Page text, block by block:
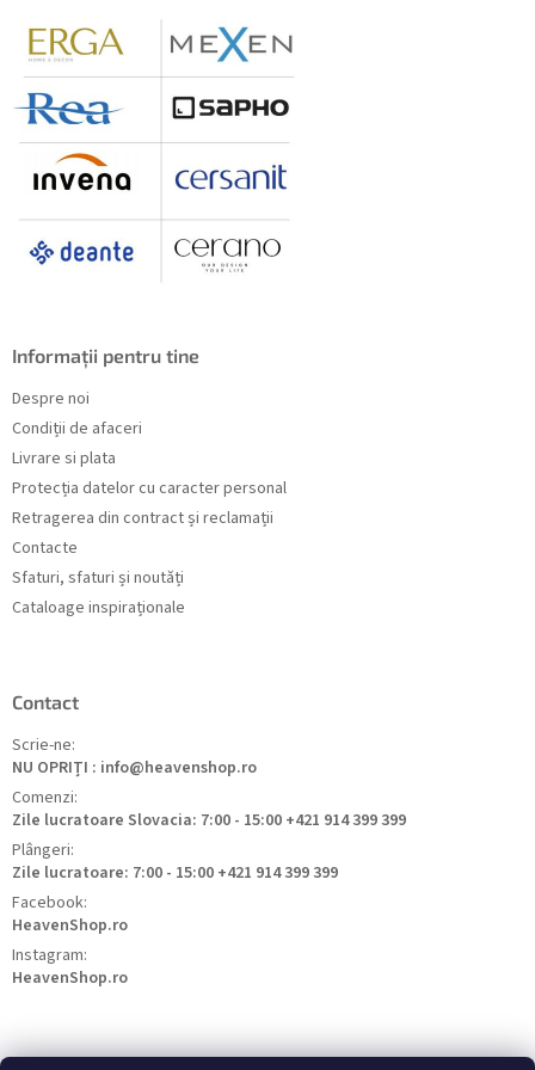
Informații pentru tine
Despre noi
Condiții de afaceri
Livrare si plata
Protecția datelor cu caracter personal
Retragerea din contract și reclamații
Contacte
Sfaturi, sfaturi și noutăți
Cataloage inspiraționale
Contact
Scrie-ne:
NU OPRIȚI : info@heavenshop.ro
Comenzi:
Zile lucratoare Slovacia: 7:00 - 15:00 +421 914 399 399
Plângeri:
Zile lucratoare: 7:00 - 15:00 +421 914 399 399
Facebook:
HeavenShop.ro
Instagram:
HeavenShop.ro